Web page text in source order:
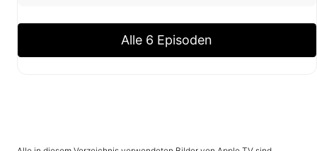
Alle 6 Episoden